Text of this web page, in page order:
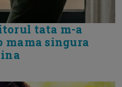
tata m-a
mama singura